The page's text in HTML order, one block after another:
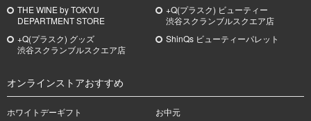
THE WINE by TOKYU
DEPARTMENT STORE
+Q(プラスク) ビューティー
渋谷スクランブルスクエア店
+Q(プラスク) グッズ
渋谷スクランブルスクエア店
ShinQs ビューティーパレット
オンラインストアおすすめ
ホワイトデーギフト
お中元